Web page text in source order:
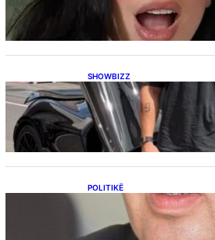
botërorë”
SHOWBIZZ
Ish-banori i Big
Kuqi ua mbyll gojën
dëshmi për
POLITIKË
Përplasja VV-LDK
Kërçeli i përgjigjet
aleancën me SHBA-